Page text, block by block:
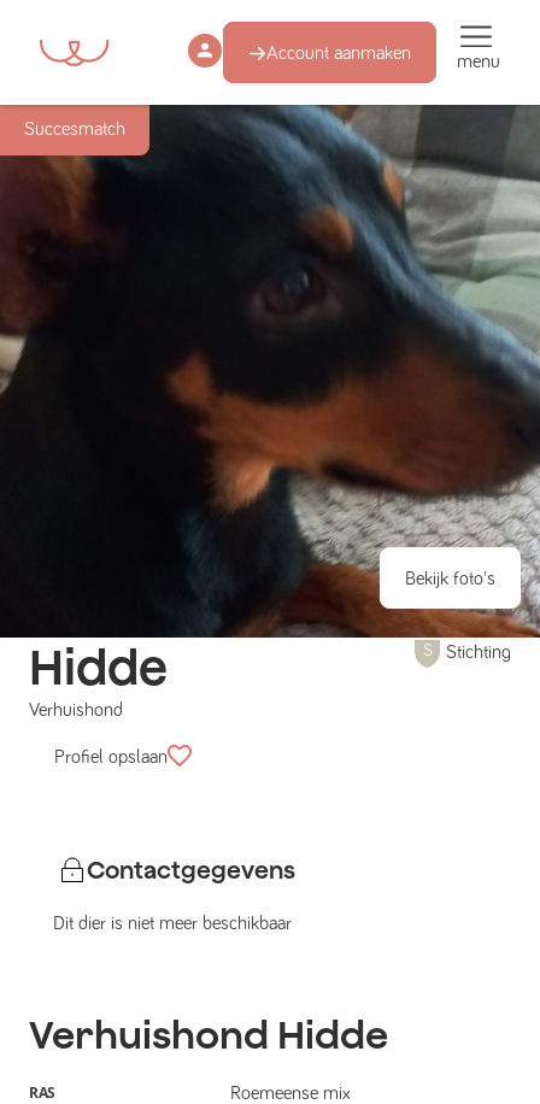
Account aanmaken menu
Succesmatch
Bekijk foto's
Hidde
Verhuishond
Stichting
Profiel opslaan
Contactgegevens
Dit dier is niet meer beschikbaar
Verhuishond Hidde
RAS Roemeense mix